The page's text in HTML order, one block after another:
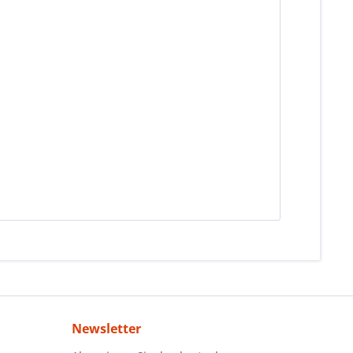
Newsletter